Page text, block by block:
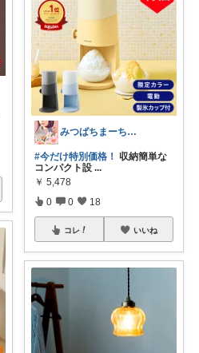
みつばちまーちᵀᴴᴬᴺᴷ ᵞᴼᵁ ◡̈*
#今だけ特別価格！ 収納簡単な
コンパクト設 ...
￥ 5,478
0 0 18
コレ いいね